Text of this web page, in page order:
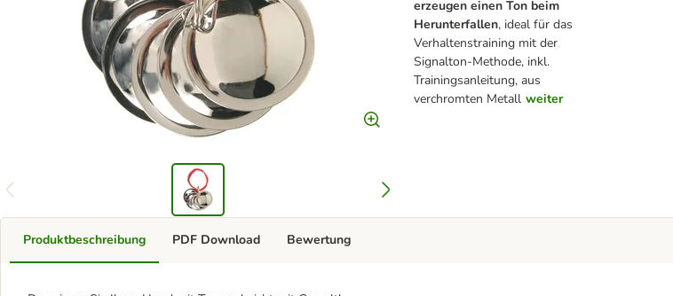
erzeugen einen Ton beim
Herunterfallen, ideal für das
Verhaltenstraining mit der
Signalton-Methode, inkl.
Trainingsanleitung, aus
verchromten Metall weiter
Produktbeschreibung PDF Download Bewertung